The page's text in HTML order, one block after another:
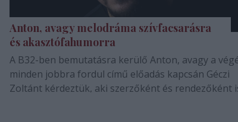
Anton, avagy melodráma szívfacsarásra
és akasztófahumorra
A B32-ben bemutatásra kerülő Anton, avagy a
minden jobbra fordul című előadás kapcsán Géczi
Zoltánt kérdeztük, aki szerzőként és rendezőként